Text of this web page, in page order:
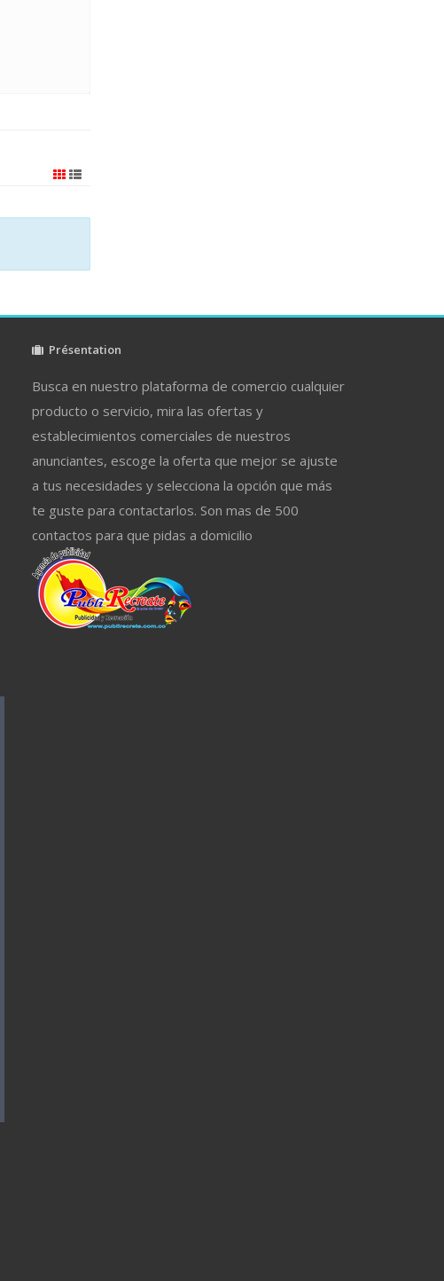
Présentation
Busca en nuestro plataforma de comercio cualquier
producto o servicio, mira las ofertas y
establecimientos comerciales de nuestros
anunciantes, escoge la oferta que mejor se ajuste
a tus necesidades y selecciona la opción que más
te guste para contactarlos. Son mas de 500
contactos para que pidas a domicilio